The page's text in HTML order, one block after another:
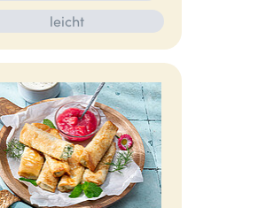
leicht